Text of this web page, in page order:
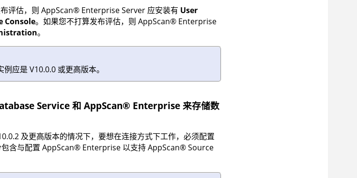
评估，则 AppScan®Enterprise Server应安装有 User
Console。如果您不打算发布评估，则 AppScan®Enterprise
。
例应是 V10.0.0 或更高版本。
Service和 AppScan® Enterprise来存储数
及更高版本的情况下，要想在连接方式下工作，必须配置
含与配置 AppScan®Enterprise以支持AppScan®Source